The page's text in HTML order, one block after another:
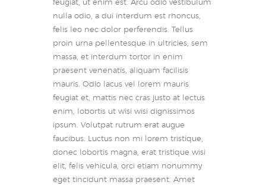
feugiat, ut enim est. Arcu odio vestibulum
nulla odio, a dui interdum est rhoncus,
felis leo nec dolor perferendis. Tellus
proin urna pellentesque in ultricies, sem
massa, et interdum tortor in enim
praesent venenatis, aliquam facilisis
mauris. Odio lacus vel lorem mauris
feugiat et, mattis nec cras justo at lectus
enim, lobortis ut wisi wisi dignissimos
ipsum. Volutpat rutrum erat augue
faucibus. Luctus non mi lorem tristique,
donec lobortis magna, erat tristique wisi
elit, felis vehicula, orci etiam nonummy
eget tincidunt massa praesent. Amet